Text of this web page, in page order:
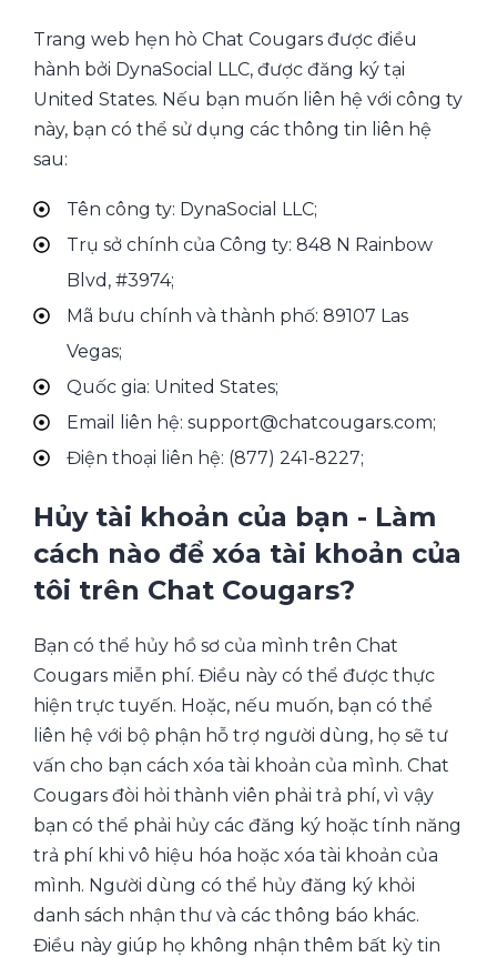
Trang web hẹn hò Chat Cougars được điều
hành bởi DynaSocial LLC, được đăng ký tại
United States. Nếu bạn muốn liên hệ với công ty
này, bạn có thể sử dụng các thông tin liên hệ
sau:
Tên công ty: DynaSocial LLC;
Trụ sở chính của Công ty: 848 N Rainbow
Blvd, #3974;
Mã bưu chính và thành phố: 89107 Las
Vegas;
Quốc gia: United States;
Email liên hệ: support@chatcougars.com;
Điện thoại liên hệ: (877) 241-8227;
Hủy tài khoản của bạn - Làm
cách nào để xóa tài khoản của
tôi trên Chat Cougars?
Bạn có thể hủy hồ sơ của mình trên Chat
Cougars miễn phí. Điều này có thể được thực
hiện trực tuyến. Hoặc, nếu muốn, bạn có thể
liên hệ với bộ phận hỗ trợ người dùng, họ sẽ tư
vấn cho bạn cách xóa tài khoản của mình. Chat
Cougars đòi hỏi thành viên phải trả phí, vì vậy
bạn có thể phải hủy các đăng ký hoặc tính năng
trả phí khi vô hiệu hóa hoặc xóa tài khoản của
mình. Người dùng có thể hủy đăng ký khỏi
danh sách nhận thư và các thông báo khác.
Điều này giúp họ không nhận thêm bất kỳ tin